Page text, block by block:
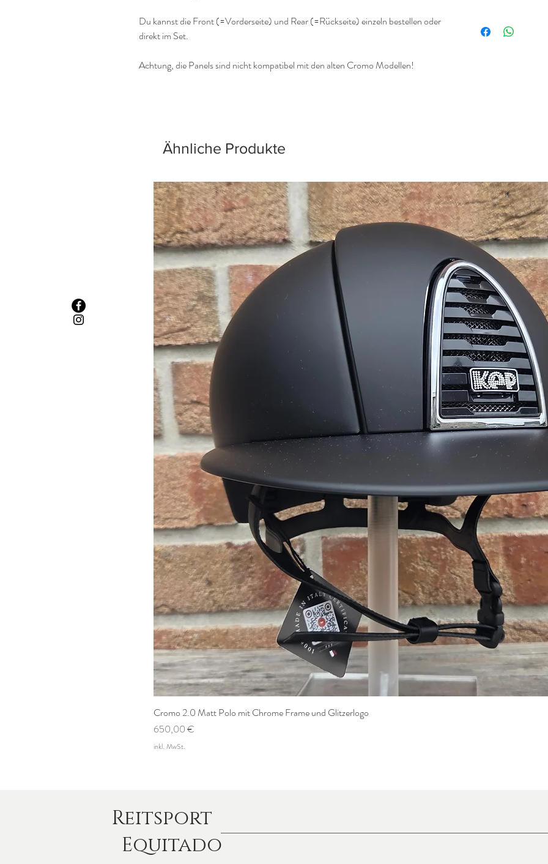
Du kannst die Front (=Vorderseite) und Rear (=Rückseite) einzeln bestellen oder
direkt im Set.
Achtung, die Panels sind nicht kompatibel mit den alten Cromo Modellen!
Ähnliche Produkte
Cromo 2.0 Matt Polo mit Chrome Frame und Glitzerlogo
Preis
650,00 €
inkl. MwSt.
Reitsport
Equitado